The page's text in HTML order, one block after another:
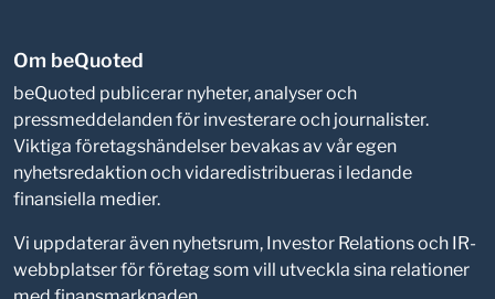
Om beQuoted
beQuoted publicerar nyheter, analyser och
pressmeddelanden för investerare och journalister.
Viktiga företagshändelser bevakas av vår egen
nyhetsredaktion och vidaredistribueras i ledande
finansiella medier.
Vi uppdaterar även nyhetsrum, Investor Relations och IR-
webbplatser för företag som vill utveckla sina relationer